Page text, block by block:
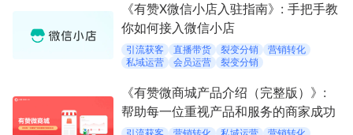
《有赞X微信小店入驻指南》: 手把手教
你如何接入微信小店
引流获客 直播带货 裂变分销
营销转化
私域运营
会员运营 裂变分销
《有赞微商城产品介绍（完整版）》:
帮助每一位重视产品和服务的商家成功